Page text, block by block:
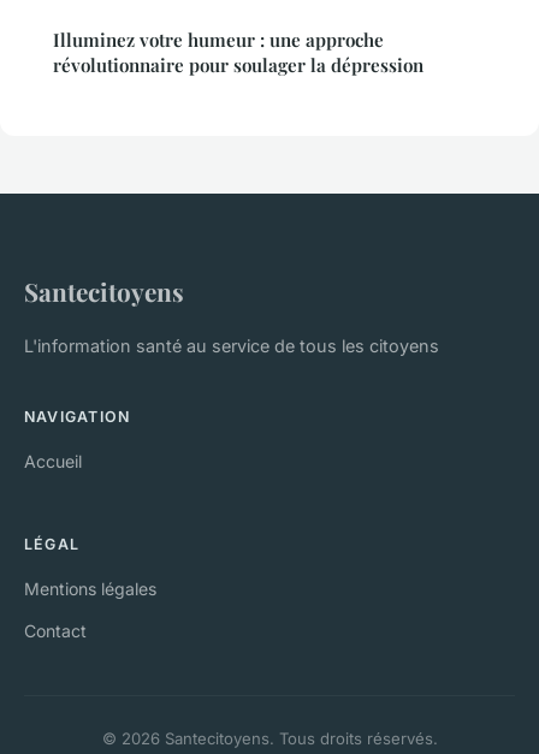
Illuminez votre humeur : une approche
révolutionnaire pour soulager la dépression
Santecitoyens
L'information santé au service de tous les citoyens
NAVIGATION
Accueil
LÉGAL
Mentions légales
Contact
© 2026 Santecitoyens. Tous droits réservés.